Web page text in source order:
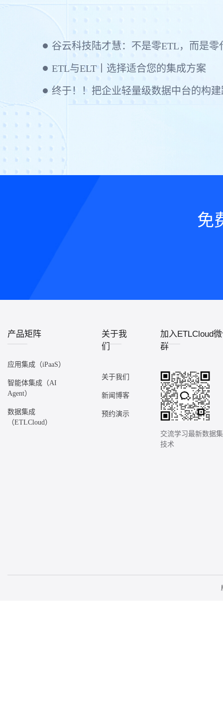
ETL与ELT丨选择适合您的集成方案
终于！！把企业轻量级数据中台的构
免
产品矩阵
应用集成（iPaaS）
智能体集成（AI
Agent）
数据集成
（ETLCloud）
关于我
们
关于我们
新闻博客
预约演示
加入ETLCloud
群
交流学习最新数据
技术